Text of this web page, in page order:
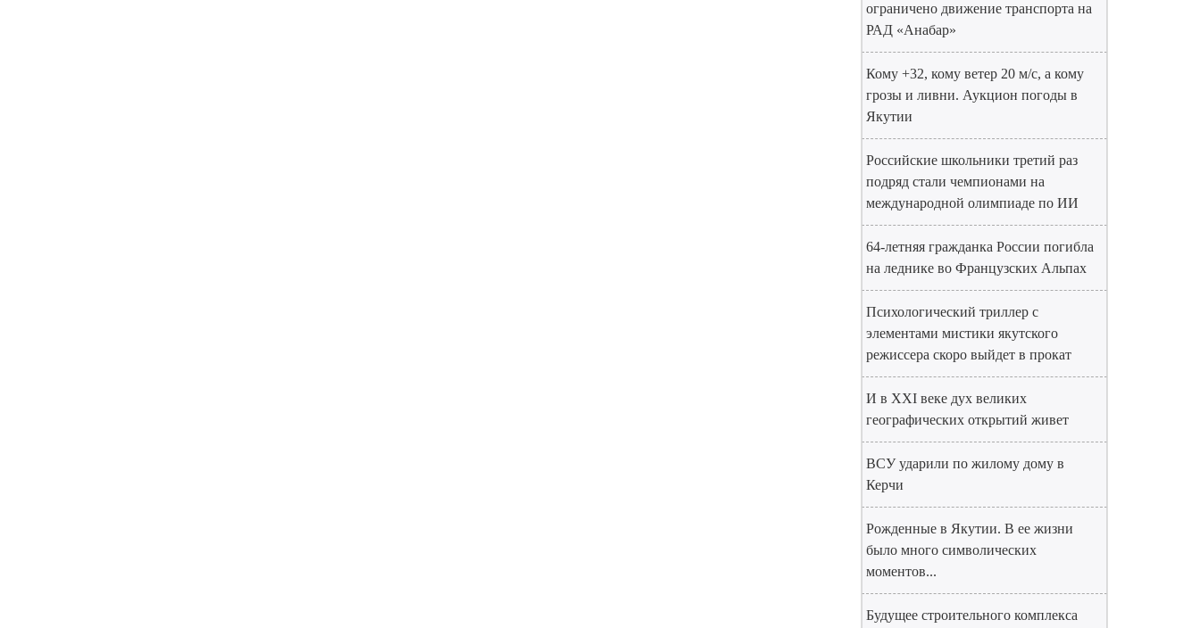
ограничено движение транспорта на
РАД «Анабар»
Кому +32, кому ветер 20 м/с, а кому
грозы и ливни. Аукцион погоды в
Якутии
Российские школьники третий раз
подряд стали чемпионами на
международной олимпиаде по ИИ
64-летняя гражданка России погибла
на леднике во Французских Альпах
Психологический триллер с
элементами мистики якутского
режиссера скоро выйдет в прокат
И в XXI веке дух великих
географических открытий живет
ВСУ ударили по жилому дому в
Керчи
Рожденные в Якутии. В ее жизни
было много символических
моментов...
Будущее строительного комплекса